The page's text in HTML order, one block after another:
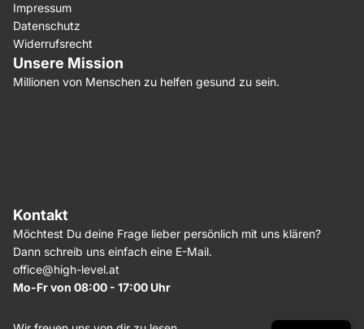
Impressum
Datenschutz
Widerrufsrecht
Unsere Mission
Millionen von Menschen zu helfen gesund zu sein.
Kontakt
Möchtest Du deine Frage lieber persönlich mit uns klären?
Dann schreib uns einfach eine E-Mail.
office@high-level.at
Mo-Fr von 08:00 - 17:00 Uhr